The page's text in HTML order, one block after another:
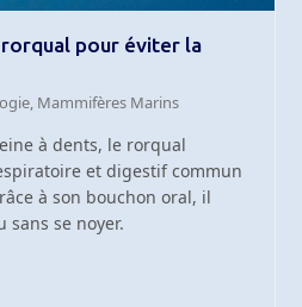
pour éviter la
, Mammifères Marins
à dents, le rorqual
et digestif commun
à son bouchon oral, il
sans se noyer.